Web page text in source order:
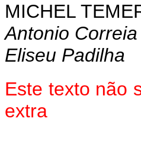
MICHEL
Antonio
Eliseu Padilha
Este texto não
extra